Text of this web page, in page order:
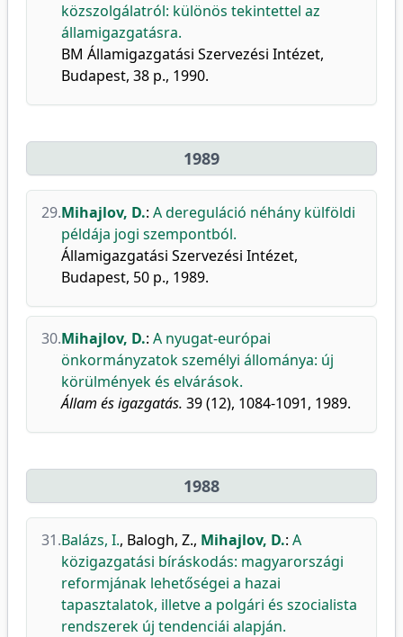
közszolgálatról: különös tekintettel az
államigazgatásra.
BM Államigazgatási Szervezési Intézet,
Budapest, 38 p., 1990.
1989
29.Mihajlov, D.: A dereguláció néhány külföldi
példája jogi szempontból.
Államigazgatási Szervezési Intézet,
Budapest, 50 p., 1989.
30.Mihajlov, D.: A nyugat-európai
önkormányzatok személyi állománya: új
körülmények és elvárások.
Állam és igazgatás. 39 (12), 1084-1091, 1989.
1988
31.Balázs, I., Balogh, Z., Mihajlov, D.: A
közigazgatási bíráskodás: magyarországi
reformjának lehetőségei a hazai
tapasztalatok, illetve a polgári és szocialista
rendszerek új tendenciái alapján.